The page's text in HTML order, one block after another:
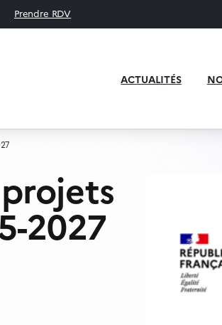
Prendre RDV
ACTUALITÉS
2027